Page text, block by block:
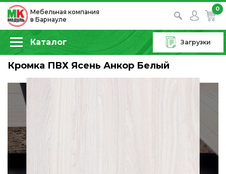
Мебельная компания
в Барнауле
0
Каталог Загрузки
Кромка ПВХ Ясень Анкор Белый